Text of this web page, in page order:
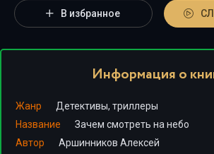
В избранное
Информация о
Жанр
Детективы, триллеры
Название
Зачем смотреть на небо
Автор
Аршинников Алексей